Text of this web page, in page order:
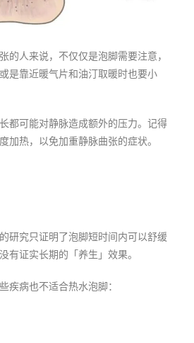
的人来说，不仅仅是泡脚需要注意，
是靠近暖气片和油汀取暖时也要小
都可能对静脉造成额外的压力。记得
加热，以免加重静脉曲张的症状。
研究只证明了泡脚短时间内可以舒缓
有证实长期的「养生」效果。
疾病也不适合热水泡脚：